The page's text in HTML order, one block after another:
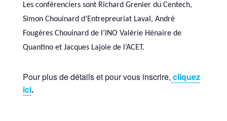
Les conférenciers sont Richard Grenier du Centech,
Simon Chouinard d’Entrepreuriat Laval, André
Fougères Chouinard de l’INO Valérie Hénaire de
Quantino et Jacques Lajoie de l’ACET.
Pour plus de détails et pour vous inscrire, cliquez
ici.